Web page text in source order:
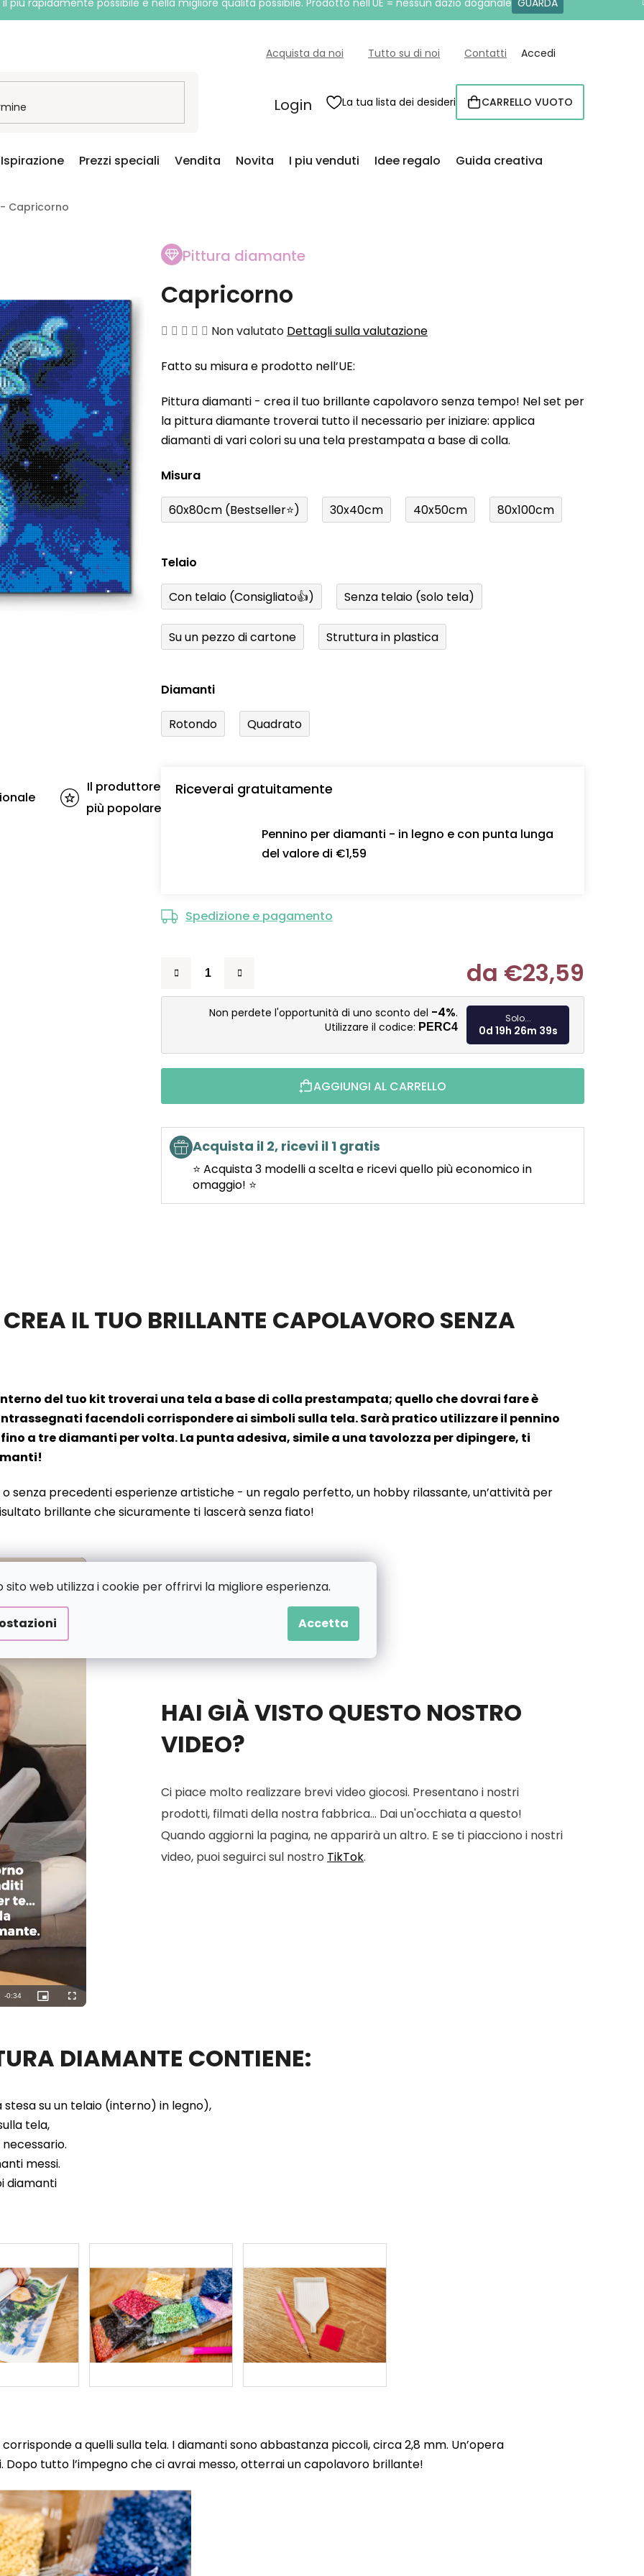
sito web utilizza i cookie per offrirvi la migliore esperienza.
Accetta
rapidamente possibile e nella migliore qualità possibile. Prodotto nell'UE = nessun dazio doganale GUARDA
Acquista da noi Tutto su di noi Contatti Accedi
Login La tua lista dei desideri CARRELLO
CARRELLO VUOTO
Ispirazione Prezzi speciali Vendita Novita I piu venduti Idee regalo Guida creativa
Capricorno
Pittura diamante
Capricorno
La
media
prodotto
è
0,0
stelle.
Non valutato Dettagli sulla valutazione
Fatto su misura e prodotto nell’UE:
Pittura diamanti - crea il tuo brillante capolavoro senza tempo! Nel set per
la pittura diamante troverai tutto il necessario per iniziare: applica
diamanti di vari colori su una tela prestampata a base di colla.
Misura
60x80cm (Bestseller⭐) 30x40cm 40x50cm 80x100cm
Telaio
Con telaio (Consigliato👍) Senza telaio (solo tela)
Su un pezzo di cartone Struttura in plastica
Diamanti
Rotondo Quadrato
Riceverai gratuitamente
Pennino per diamanti - in legno e con punta lunga
del valore di €1,59
Spedizione e pagamento
da €23,59
Misura
Non perdete l'opportunità di uno sconto del -4%.
Utilizzare il codice: PERC4
Solo...
0d 19h 26m 37s
AGGIUNGI AL CARRELLO
Acquista il 2, ricevi il 1 gratis
⭐ Acquista 3 modelli a scelta e ricevi quello più economico in
omaggio! ⭐
Il produttore
più popolare
IL TUO BRILLANTE CAPOLAVORO SENZA
del tuo kit troverai una tela a base di colla prestampata; quello che dovrai fare è
facendoli corrispondere ai simboli sulla tela. Sarà pratico utilizzare il pennino
a tre diamanti per volta. La punta adesiva, simile a una tavolozza per dipingere, ti
senza precedenti esperienze artistiche - un regalo perfetto, un hobby rilassante, un’attività per
brillante che sicuramente ti lascerà senza fiato!
HAI GIÀ VISTO QUESTO NOSTRO
VIDEO?
Ci piace molto realizzare brevi video giocosi. Presentano i nostri
prodotti, filmati della nostra fabbrica... Dai un'occhiata a questo!
Quando aggiorni la pagina, ne apparirà un altro. E se ti piacciono i nostri
video, puoi seguirci sul nostro TikTok.
DIAMANTE CONTIENE:
su un telaio (interno) in legno),
tela,
messi.
diamanti
a quelli sulla tela. I diamanti sono abbastanza piccoli, circa 2,8 mm. Un’opera
tutto l’impegno che ci avrai messo, otterrai un capolavoro brillante!